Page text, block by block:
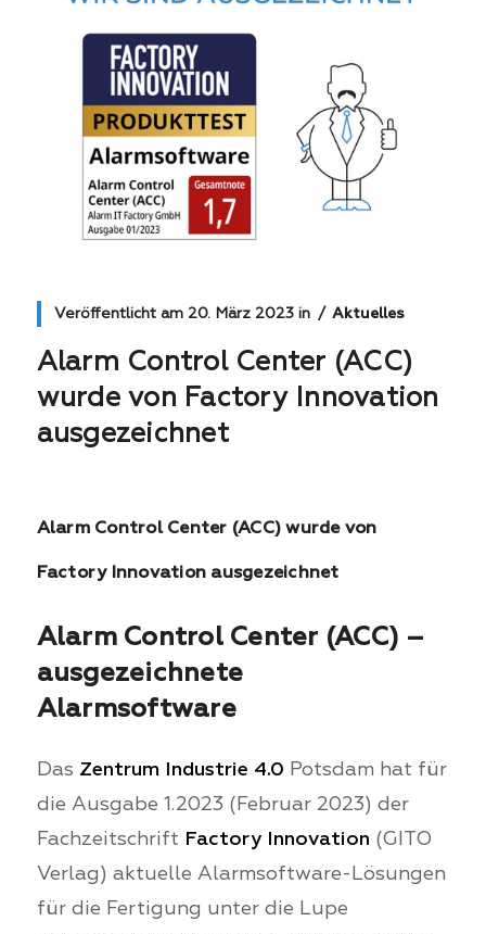
Veröffentlicht am 20. März 2023in Aktuelles
Alarm Control Center (ACC)
wurde von Factory Innovation
ausgezeichnet
Alarm Control Center (ACC) wurde von
Factory Innovation ausgezeichnet
Alarm Control Center (ACC) –
ausgezeichnete
Alarmsoftware
Das Zentrum Industrie 4.0 Potsdam hat für
die Ausgabe 1.2023 (Februar 2023) der
Fachzeitschrift Factory Innovation (GITO
Verlag) aktuelle Alarmsoftware-Lösungen
für die Fertigung unter die Lupe